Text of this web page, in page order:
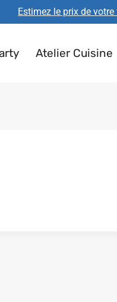
Estimez le prix de
Atelier Cuisine